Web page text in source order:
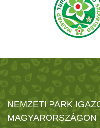
NEMZETI PARK
MAGYARORSZÁGON